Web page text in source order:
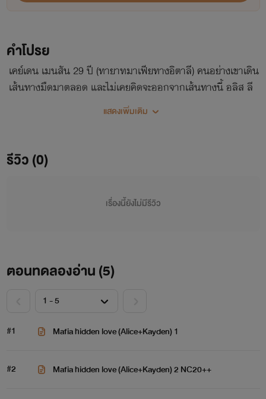
คำโปรย
เคย์เดน เมนสัน 29 ปี (ทายาทมาเฟียทางอิตาลี) คนอย่างเขาเดิน
เส้นทางมืดมาตลอด และไม่เคยคิดจะออกจากเส้นทางนี้ อลิส ลี
อายุ 22 ปี (ลูกสาวนายมาเฟียใหญ่) คนอย่างเธอในชีวิตก็ไม่เคย
แสดงเพิ่มเติม
รีวิว (0)
เรื่องนี้ยังไม่มีรีวิว
ตอนทดลองอ่าน (5)
#1 Mafia hidden love (Alice+Kayden) 1
#2 Mafia hidden love (Alice+Kayden) 2 NC20++